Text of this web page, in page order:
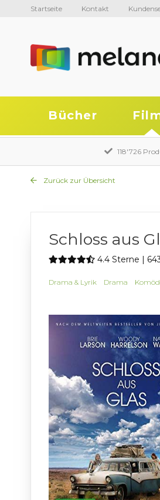
Startseite Kontakt
Bücher
118'726
Zurück zur Übersicht
Schloss aus
4.4 Sterne |
Drama & Lyrik Drama